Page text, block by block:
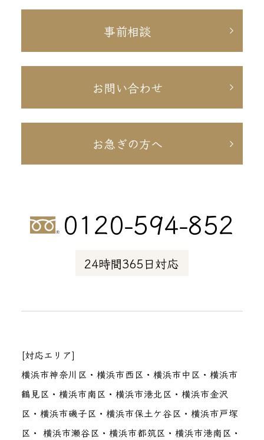
事前相談
お問い合わせ
お急ぎの方へ
0120-594-852
24時間365日対応
[対応エリア]
横浜市神奈川区・横浜市西区・横浜市中区・横浜市
鶴見区・横浜市南区・横浜市港北区・横浜市金沢
区・横浜市磯子区・横浜市保土ケ谷区・横浜市戸塚
区・ 横浜市瀬谷区・横浜市都筑区・横浜市港南区・